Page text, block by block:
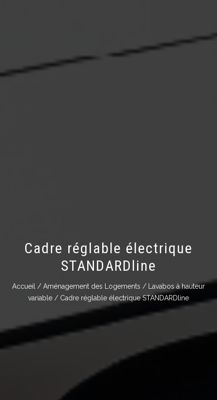
Cadre réglable électrique
STANDARDline
Accueil / Aménagement des Logements /
Lavabos à hauteur
variable / Cadre réglable électrique STANDARDline